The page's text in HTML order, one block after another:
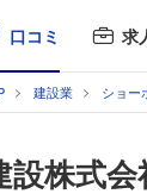
口コミ 求
建設業 ショー
設株式会